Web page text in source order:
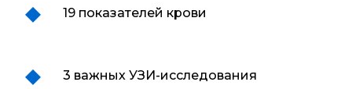
19 показателей крови
3 важных УЗИ-исследования